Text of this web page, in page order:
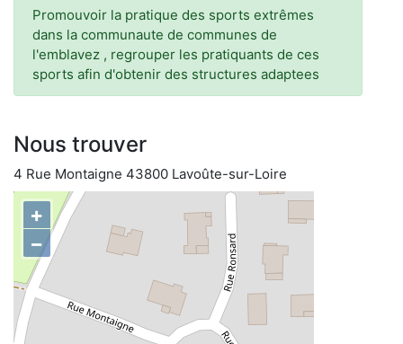
Promouvoir la pratique des sports extrêmes
dans la communaute de communes de
l'emblavez , regrouper les pratiquants de ces
sports afin d'obtenir des structures adaptees
Nous trouver
4 Rue Montaigne 43800 Lavoûte-sur-Loire
+
−